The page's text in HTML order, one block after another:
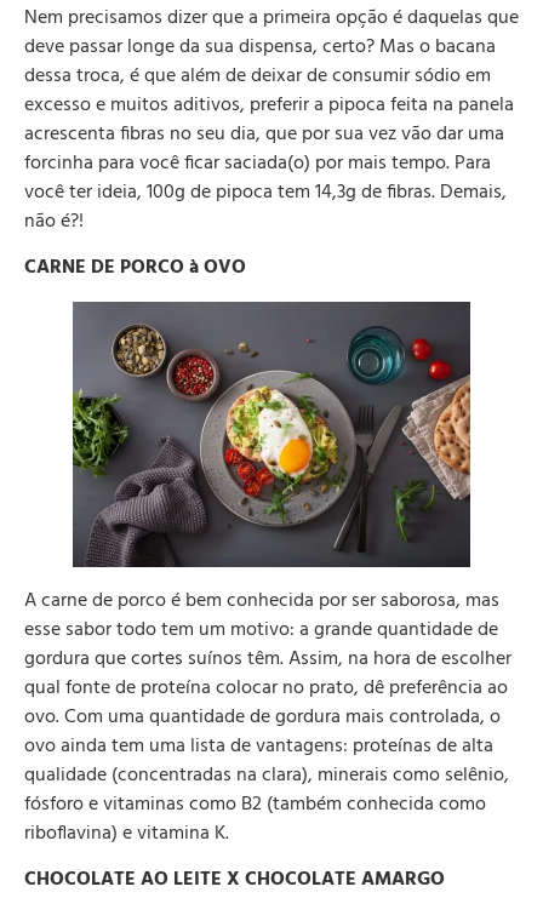
Nem precisamos dizer que a primeira opção é daquelas que
deve passar longe da sua dispensa, certo? Mas o bacana
dessa troca, é que além de deixar de consumir sódio em
excesso e muitos aditivos, preferir a pipoca feita na panela
acrescenta fibras no seu dia, que por sua vez vão dar uma
forcinha para você ficar saciada(o) por mais tempo. Para
você ter ideia, 100g de pipoca tem 14,3g de fibras. Demais,
não é?!
CARNE DE PORCO à OVO
A carne de porco é bem conhecida por ser saborosa, mas
esse sabor todo tem um motivo: a grande quantidade de
gordura que cortes suínos têm. Assim, na hora de escolher
qual fonte de proteína colocar no prato, dê preferência ao
ovo. Com uma quantidade de gordura mais controlada, o
ovo ainda tem uma lista de vantagens: proteínas de alta
qualidade (concentradas na clara), minerais como selênio,
fósforo e vitaminas como B2 (também conhecida como
riboflavina) e vitamina K.
CHOCOLATE AO LEITE X CHOCOLATE AMARGO